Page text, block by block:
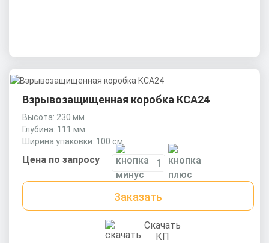
Взрывозащищенная коробка КСА24
Высота: 230 мм
Глубина: 111 мм
Ширина упаковки: 100 см
Цена по запросу
Заказать
Скачать
КП